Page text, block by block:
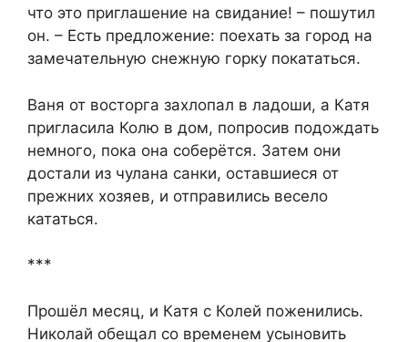
что это приглашение на свидание! – пошутил
он. – Есть предложение: поехать за город на
замечательную снежную горку покататься.
Ваня от восторга захлопал в ладоши, а Катя
пригласила Колю в дом, попросив подождать
немного, пока она соберётся. Затем они
достали из чулана санки, оставшиеся от
прежних хозяев, и отправились весело
кататься.
***
Прошёл месяц, и Катя с Колей поженились.
Николай обещал со временем усыновить